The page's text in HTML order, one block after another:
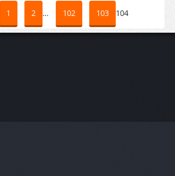
1 2 … 102 103 104